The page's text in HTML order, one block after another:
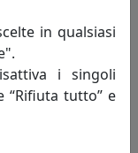
in qualsiasi
i singoli
“Rifiuta tutto” e